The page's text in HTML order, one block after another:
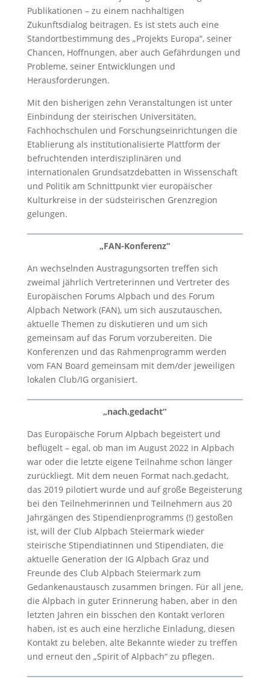
Publikationen – zu einem nachhaltigen
Zukunftsdialog beitragen. Es ist stets auch eine
Standortbestimmung des „Projekts Europa“, seiner
Chancen, Hoffnungen, aber auch Gefährdungen und
Probleme, seiner Entwicklungen und
Herausforderungen.
Mit den bisherigen zehn Veranstaltungen ist unter
Einbindung der steirischen Universitäten,
Fachhochschulen und Forschungseinrichtungen die
Etablierung als institutionalisierte Plattform der
befruchtenden interdisziplinären und
internationalen Grundsatzdebatten in Wissenschaft
und Politik am Schnittpunkt vier europäischer
Kulturkreise in der südsteirischen Grenzregion
gelungen.
„FAN-Konferenz“
An wechselnden Austragungsorten treffen sich
zweimal jährlich Vertreterinnen und Vertreter des
Europäischen Forums Alpbach und des Forum
Alpbach Network (FAN), um sich auszutauschen,
aktuelle Themen zu diskutieren und um sich
gemeinsam auf das Forum vorzubereiten. Die
Konferenzen und das Rahmenprogramm werden
vom FAN Board gemeinsam mit dem/der jeweiligen
lokalen Club/IG organisiert.
„nach.gedacht“
Das Europäische Forum Alpbach begeistert und
beflügelt – egal, ob man im August 2022 in Alpbach
war oder die letzte eigene Teilnahme schon länger
zurückliegt. Mit dem neuen Format nach.gedacht,
das 2019 pilotiert wurde und auf große Begeisterung
bei den Teilnehmerinnen und Teilnehmern aus 20
Jahrgängen des Stipendienprogramms (!) gestoßen
ist, will der Club Alpbach Steiermark wieder
steirische Stipendiatinnen und Stipendiaten, die
aktuelle Generation der IG Alpbach Graz und
Freunde des Club Alpbach Steiermark zum
Gedankenaustausch zusammen bringen. Für all jene,
die Alpbach in guter Erinnerung haben, aber in den
letzten Jahren ein bisschen den Kontakt verloren
haben, ist es auch eine herzliche Einladung, diesen
Kontakt zu beleben, alte Bekannte wieder zu treffen
und erneut den „Spirit of Alpbach“ zu pflegen.